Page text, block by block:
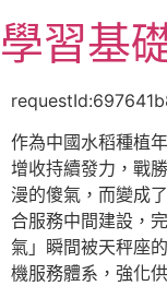
至
主
容
學習基
作為中國水稻種植
增收持續發力，戰
漫的傻氣，而變成
合服務中間建設，
氣」瞬間被天秤座
機服務體系，強化